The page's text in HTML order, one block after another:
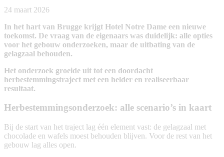
24 maart 2026
In het hart van Brugge krijgt Hotel Notre Dame een nieuwe
toekomst. De vraag van de eigenaars was duidelijk: alle opties
voor het gebouw onderzoeken, maar de uitbating van de
gelagzaal behouden.
Het onderzoek groeide uit tot een doordacht
herbestemmingstraject met een helder en realiseerbaar
resultaat.
Herbestemmingsonderzoek: alle scenario’s in kaart
Bij de start van het traject lag één element vast: de gelagzaal met
chocolade en wafels moest behouden blijven. Voor de rest van het
gebouw lag alles open.